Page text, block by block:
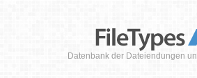
Datenbank der Dateiendungen